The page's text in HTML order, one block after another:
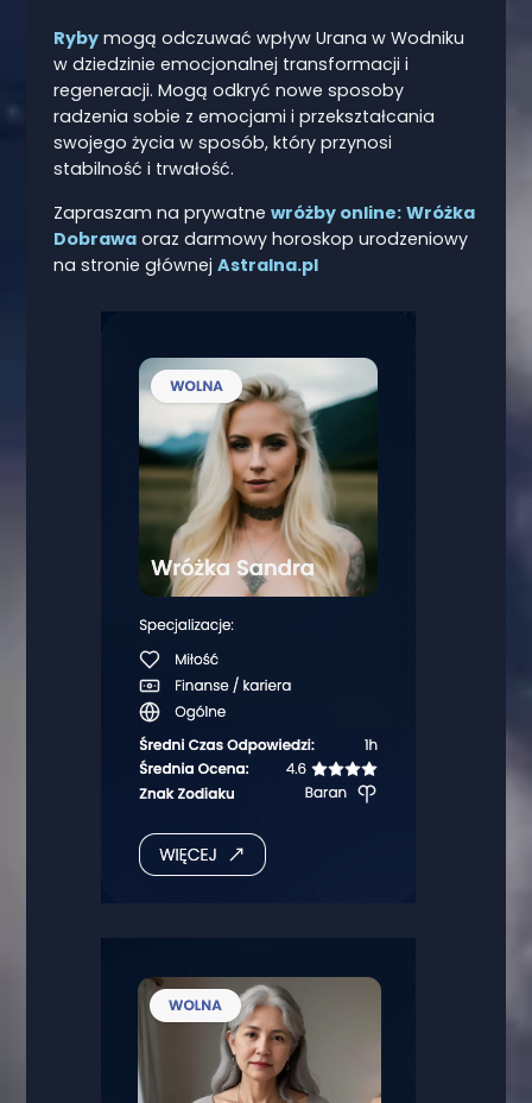
Rybymogą odczuwać wpływ Urana w Wodniku
w dziedzinie emocjonalnej transformacji i
regeneracji. Mogą odkryć nowe sposoby
radzenia sobie z emocjami i przekształcania
swojego życia w sposób, który przynosi
stabilność i trwałość.
Zapraszam na prywatne wróżby online: Wróżka
Dobrawaoraz darmowy horoskop urodzeniowy
na stronie głównej Astralna.pl